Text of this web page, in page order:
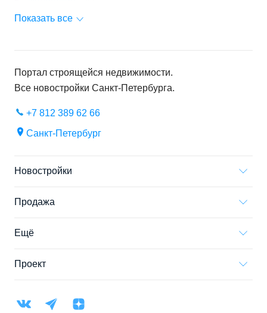
Показать все
Портал строящейся недвижимости.
Все новостройки Санкт-Петербурга.
+7 812 389 62 66
Санкт-Петербург
Новостройки
Продажа
Ещё
Проект